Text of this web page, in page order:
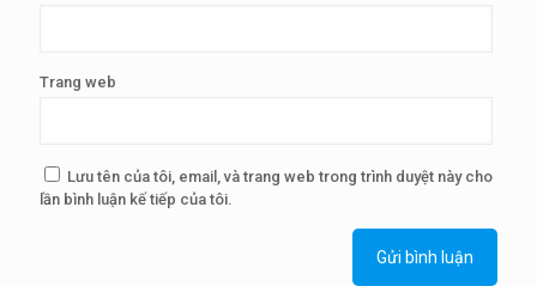
Trang web
Lưu tên của tôi, email, và trang web trong trình duyệt này cho
lần bình luận kế tiếp của tôi.